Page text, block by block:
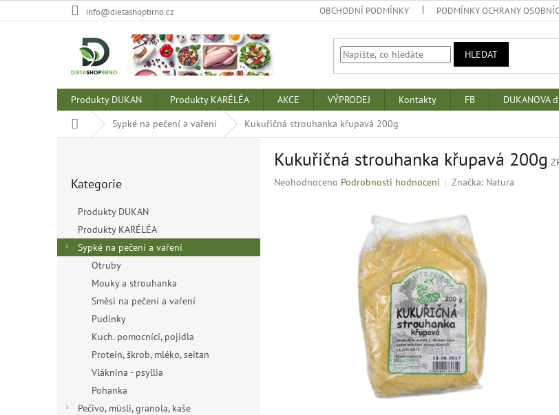
na
info@dietashopbrno.cz OBCHODNÍ PODMÍNKY PODMÍNKY OCHRANY
HLEDAT
Produkty DUKAN Produkty KARÉLÉA AKCE VÝPRODEJ Kontakty FB
DUKANOVA
Domů
Sypké na pečení a vaření Kukuřičná strouhanka křupavá 200g
n
kategorie
Kategorie
Produkty DUKAN
Produkty KARÉLÉA
Sypké na pečení a vaření
Otruby
Mouky a strouhanka
Směsi na pečení a vaření
Pudinky
Kuch. pomocníci, pojidla
Protein, škrob, mléko, seitan
Vláknina - psyllia
Pohanka
Pečivo, müsli, granola, kaše
Kukuřičná strouhanka křupavá 200g
Průměrné
Neohodnoceno Podrobnosti hodnocení Značka: Natura